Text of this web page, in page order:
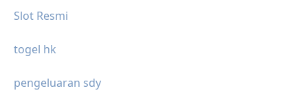
Slot Resmi
togel hk
pengeluaran sdy